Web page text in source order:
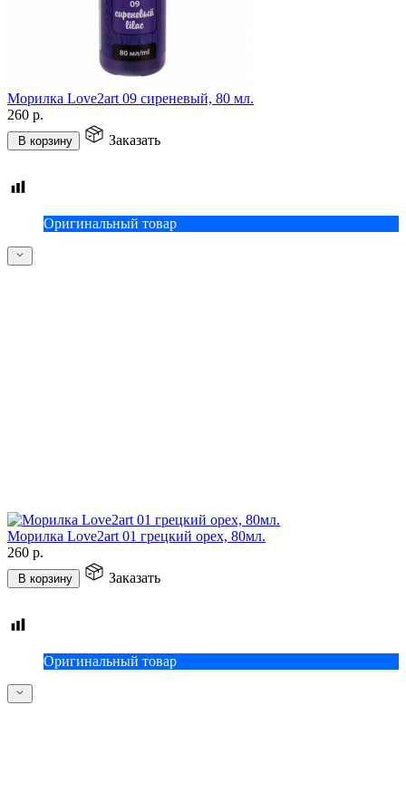
Морилка Love2art 09 сиреневый, 80 мл.
260 р.
В корзину Заказать
Оригинальный товар
Морилка Love2art 01 грецкий орех, 80мл.
260 р.
В корзину Заказать
Оригинальный товар